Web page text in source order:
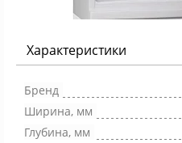
Характеристики
Бренд
Ширина, мм
Глубина, мм